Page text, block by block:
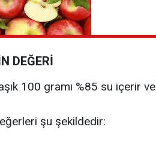
DEĞERİ
100 gramı %85 su içerir
şu şekildedir: